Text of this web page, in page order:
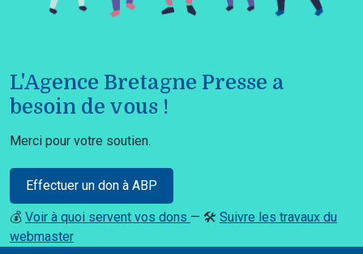
L'Agence Bretagne Presse a
besoin de vous !
Merci pour votre soutien.
Effectuer un don à ABP
💰 Voir à quoi servent vos dons — 🛠️ Suivre les travaux du
webmaster